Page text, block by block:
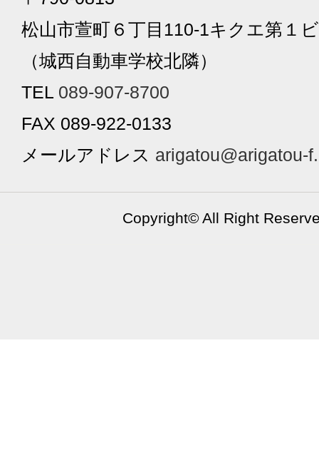
松山市萱町６丁目110-1キクエ第１
（城西自動車学校北隣）
TEL 089-907-8700
FAX 089-922-0133
メールアドレス arigatou@arigatou-
Copyright© All Right